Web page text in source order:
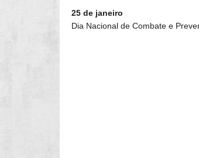
25 de janeiro
Dia Nacional de Combate e